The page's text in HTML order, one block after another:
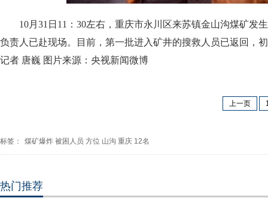
10月31日11：30左右，重庆市永川区来苏镇金山沟煤矿
负责人已赴现场。目前，第一批进入矿井的搜救人员已返回，
记者 唐巍 图片来源：央视新闻微博
上一页
标签： 煤矿爆炸 被困人员 方位 山沟 重庆 12名
热门推荐